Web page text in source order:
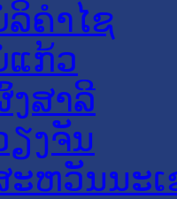
ລິຄໍາໄຊ
ແກ້ວ
ງສາລີ
ຽງຈັນ
ະຫວັນນະ